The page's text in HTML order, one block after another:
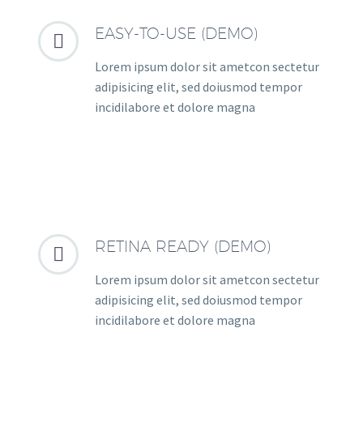

 EASY-TO-USE (DEMO)
Lorem ipsum dolor sit ametcon sectetur
adipisicing elit, sed doiusmod tempor
incidilabore et dolore magna

 RETINA READY (DEMO)
Lorem ipsum dolor sit ametcon sectetur
adipisicing elit, sed doiusmod tempor
incidilabore et dolore magna